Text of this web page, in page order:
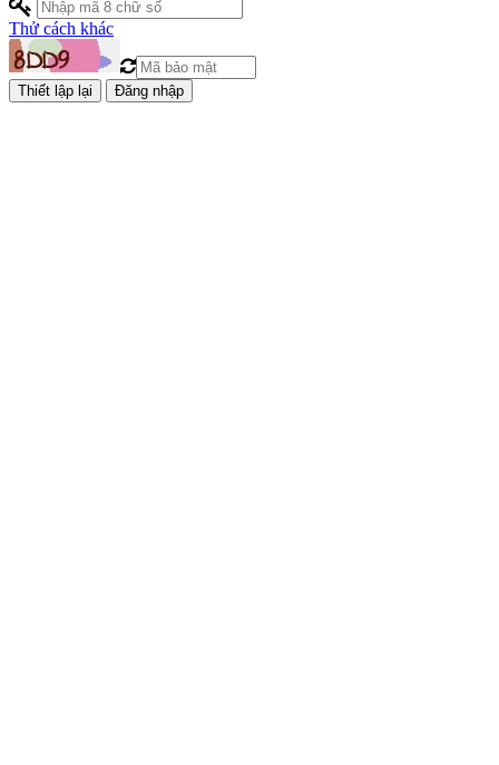
Thử cách khác
Đăng nhập